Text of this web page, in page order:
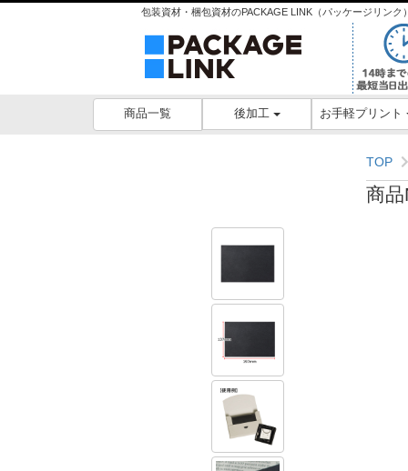
包装資材・梱包資材のPACKAGE LINK（パッケージリン
商品一覧 後加工 お手軽プリント
TOP
商